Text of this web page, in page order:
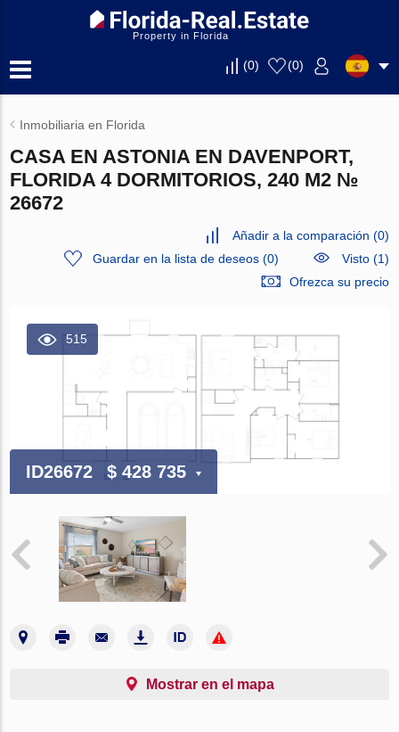
Property in Florida
(0) (0)
Inmobiliaria en Florida
CASA EN ASTONIA EN DAVENPORT,
FLORIDA 4 DORMITORIOS, 240 M2 №
26672
Añadir a la comparación (0)
Guardar en la lista de deseos(0)
Visto (1)
Ofrezca su precio
515
ID26672 $ 428 735
Mostrar en el mapa